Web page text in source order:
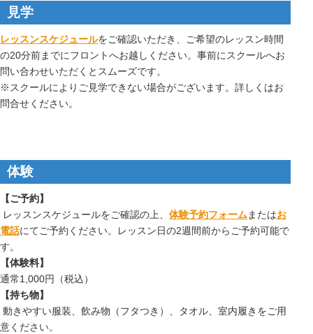
見学
レッスンスケジュールをご確認いただき、ご希望のレッスン時間
の20分前までにフロントへお越しください。事前にスクールへお
問い合わせいただくとスムーズです。
※スクールによりご見学できない場合がございます。詳しくはお
問合せください。
体験
【ご予約】
レッスンスケジュールをご確認の上、 体験予約フォーム またはお
電話にてご予約ください。レッスン日の2週間前からご予約可能で
す。
【体験料】
通常1,000円（税込）
【持ち物】
動きやすい服装、飲み物（フタつき）、タオル、室内履きをご用
意ください。